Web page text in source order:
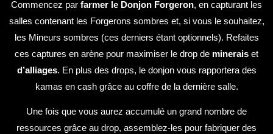
Commencez par farmer le Donjon Forgeron, en capturant les
salles contenant les Forgerons sombres et, si vous le souhaitez,
les Mineurs sombres (ces derniers étant optionnels). Refaites
ces captures en arène pour maximiser le drop de minerais et
d’alliages. En plus des drops, le donjon vous rapportera des
kamas en cash grâce au coffre de la dernière salle.
Une fois que vous aurez accumulé un grand nombre de
ressources grâce au drop, assemblez-les pour fabriquer des